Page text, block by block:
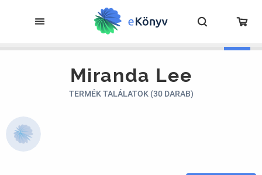
Miranda Lee
TERMÉK TALÁLATOK (30 DARAB)